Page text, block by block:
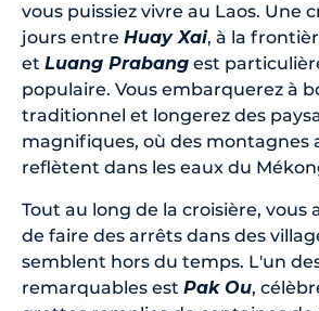
vous puissiez vivre au Laos. Une
jours entre Huay Xai, à la
et Luang Prabang est
populaire. Vous embarquerez à
traditionnel et longerez des
magnifiques, où des montagnes
reflètent dans les eaux du
Tout au long de la croisière, vous
de faire des arrêts dans des
semblent hors du temps. L'un
remarquables est Pak Ou,